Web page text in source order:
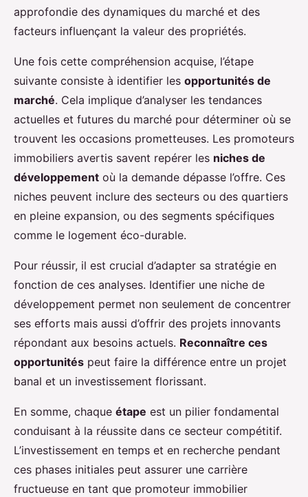
approfondie des dynamiques du marché et des
facteurs influençant la valeur des propriétés.
Une fois cette compréhension acquise, l’étape
suivante consiste à identifier les opportunités de
marché. Cela implique d’analyser les tendances
actuelles et futures du marché pour déterminer où se
trouvent les occasions prometteuses. Les promoteurs
immobiliers avertis savent repérer les niches de
développement où la demande dépasse l’offre. Ces
niches peuvent inclure des secteurs ou des quartiers
en pleine expansion, ou des segments spécifiques
comme le logement éco-durable.
Pour réussir, il est crucial d’adapter sa stratégie en
fonction de ces analyses. Identifier une niche de
développement permet non seulement de concentrer
ses efforts mais aussi d’offrir des projets innovants
répondant aux besoins actuels. Reconnaître ces
opportunités peut faire la différence entre un projet
banal et un investissement florissant.
En somme, chaque étape est un pilier fondamental
conduisant à la réussite dans ce secteur compétitif.
L’investissement en temps et en recherche pendant
ces phases initiales peut assurer une carrière
fructueuse en tant que promoteur immobilier